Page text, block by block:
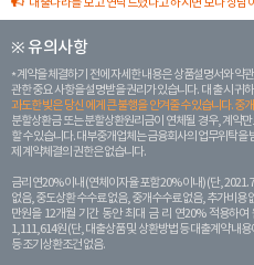
※ 유의사항
계약을 체결하기 전에 자세한 내용은 상품설명서와 약
관한 중요 사항을 설명받을 권리가 있습니다. 대 출 시
과도한 빚은 당신 에게 큰 불행을 안겨줄 수 있습니다. 중
분할상환금 또는 분할상환원리금이 연체될 경우, 계약
할 수 있습니다. 대부중개업체는 금융회사의 업무위탁을
제 계약체결의 권한은 없습니다.
금리 연20% 이내 (연체이자율 포함 20% 이내) (단,
없음, 중도상환 수수료 없음, 중개수수료 없음, 추가비용
만원을 12개월 기간 동안 최대 금 리 연20% 적용하
1,111,614원 (단, 대출상품 및 상환방법 등 대출계약 내
등 조기상환조건 없음.